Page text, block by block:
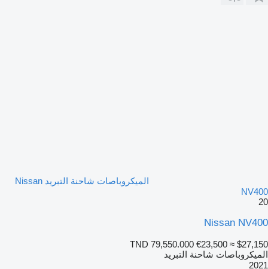
الميكروباصات شاحنة التبريد Nissan
NV400
20
Nissan NV400
TND 79,550.000 €23,500 ≈ $27,150
الميكروباصات شاحنة التبريد
2021